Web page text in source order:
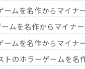
ームを名作からマイ
ムを名作からマイナ
ームを名作からマイナ
トのホラーゲームを